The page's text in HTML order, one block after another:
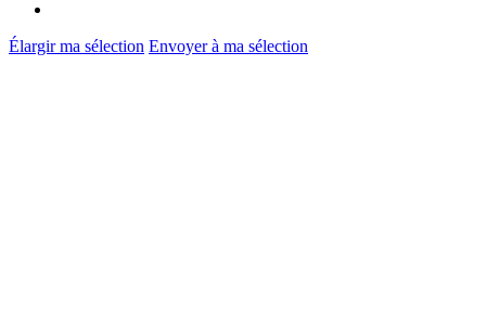
Élargir ma sélection Envoyer à ma sélection